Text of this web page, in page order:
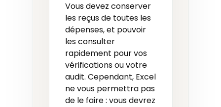
Vous devez conserver
les reçus de toutes les
dépenses, et pouvoir
les consulter
rapidement pour vos
vérifications ou votre
audit. Cependant, Excel
ne vous permettra pas
de le faire : vous devrez